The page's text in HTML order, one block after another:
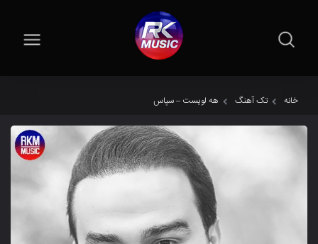
خانه تک آهنگ هه لویست – سپاس